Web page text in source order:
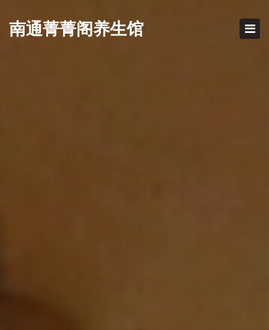
南通菁菁阁养生馆